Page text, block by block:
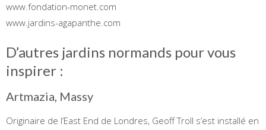
www.fondation-monet.com
www.jardins-agapanthe.com
D’autres jardins normands pour vous
inspirer :
Artmazia, Massy
Originaire de l’East End de Londres, Geoff Troll s’est installé en